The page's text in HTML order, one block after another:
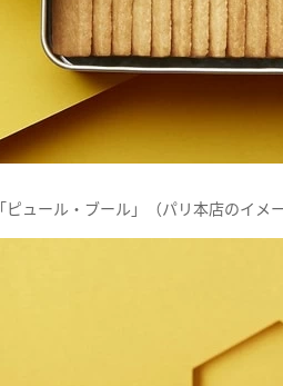
「ピュール・ブール」（パリ本店のイメー